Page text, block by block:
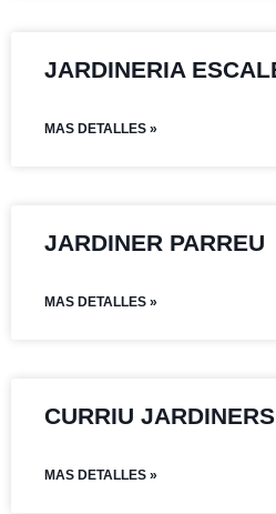
JARDINERIA
MAS DETALLES »
JARDINER PARREU
MAS DETALLES »
CURRIU JARDINERS
MAS DETALLES »